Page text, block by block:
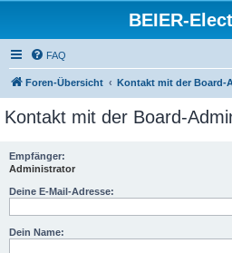
BEIER-
FAQ
Foren-Übersicht Kontakt mit der Board-
Kontakt mit der Board-
Empfänger:
Administrator
Deine E-Mail-Adresse:
Dein Name: